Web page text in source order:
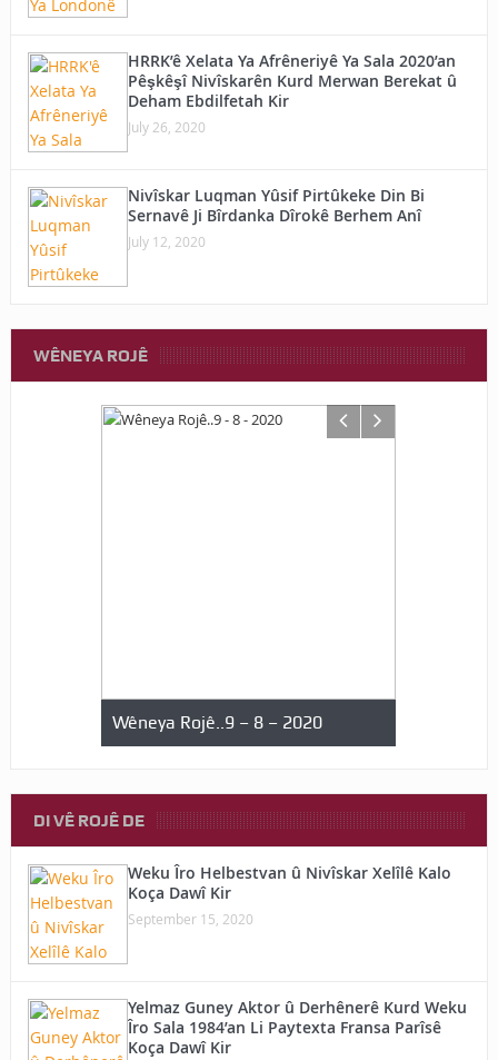
HRRK’ê Xelata Ya Afrêneriyê Ya Sala 2020’an
Pêşkêşî Nivîskarên Kurd Merwan Berekat û
Deham Ebdilfetah Kir
July 26, 2020
Nivîskar Luqman Yûsif Pirtûkeke Din Bi
Sernavê Ji Bîrdanka Dîrokê Berhem Anî
July 12, 2020
WÊNEYA ROJÊ
Wêneya Rojê..9 – 8 – 2020
DI VÊ ROJÊ DE
Weku Îro Helbestvan û Nivîskar Xelîlê Kalo
Koça Dawî Kir
September 15, 2020
Yelmaz Guney Aktor û Derhênerê Kurd Weku
Îro Sala 1984’an Li Paytexta Fransa Parîsê
Koça Dawî Kir